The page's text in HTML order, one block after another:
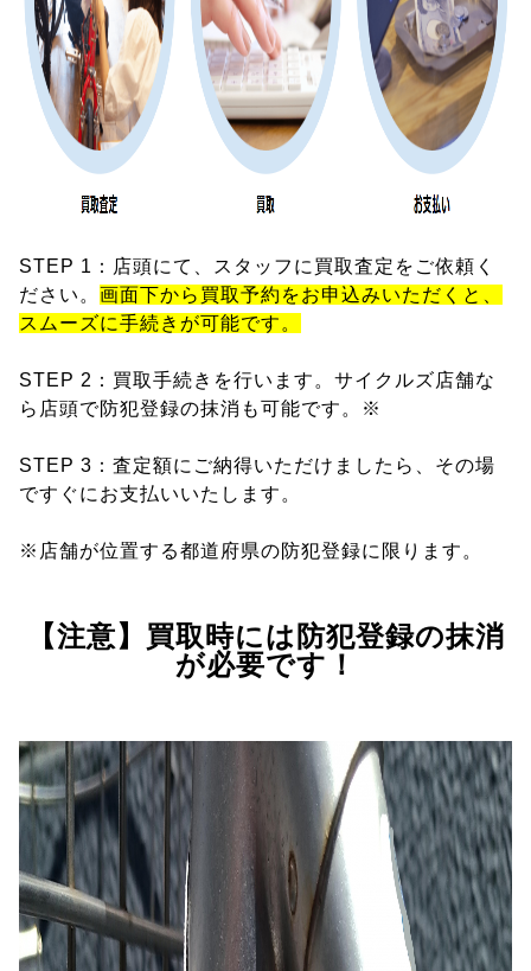
STEP 1：店頭にて、スタッフに買取査定をご依頼く
ださい。 画面下から買取予約をお申込みいただくと、
スムーズに手続きが可能です。
STEP 2：買取手続きを行います。サイクルズ店舗な
ら店頭で防犯登録の抹消も可能です。※
STEP 3：査定額にご納得いただけましたら、その場
ですぐにお支払いいたします。
※店舗が位置する都道府県の防犯登録に限ります。
【注意】買取時には防犯登録の抹消
が必要です！